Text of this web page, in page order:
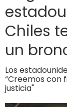
Chiles
un
Los
“Creemos con
justicia"